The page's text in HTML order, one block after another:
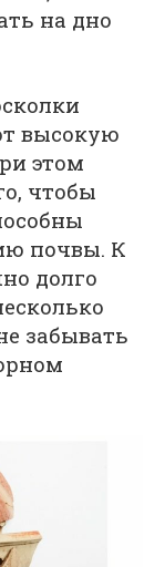
на дно
высокую
этом
чтобы
почвы. К
долго
забывать